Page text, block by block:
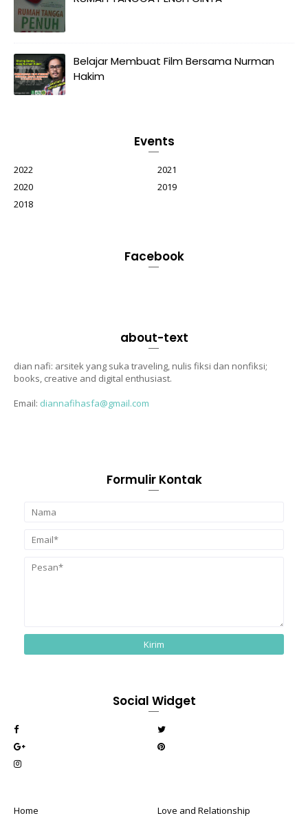
Belajar Membuat Film Bersama Nurman
Hakim
Events
2022
2021
2020
2019
2018
Facebook
about-text
dian nafi: arsitek yang suka traveling, nulis fiksi dan nonfiksi;
books, creative and digital enthusiast.
Email: diannafihasfa@gmail.com
Formulir Kontak
Social Widget
Home
Love and Relationship